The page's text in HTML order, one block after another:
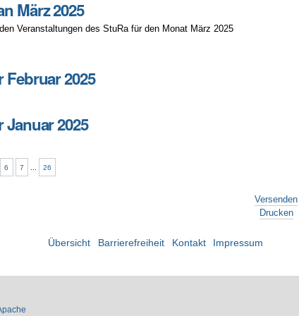
März 2025
Veranstaltungen des StuRa für den Monat März 2025
Februar 2025
Januar 2025
6 7 26
Versenden
Drucken
Übersicht Barrierefreiheit Kontakt Impressum